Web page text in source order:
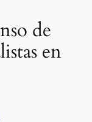
de
en